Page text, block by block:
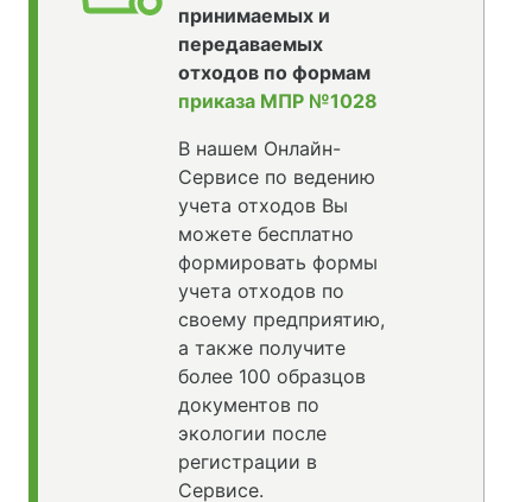
принимаемых и
передаваемых
отходов по формам
приказа МПР №1028
В нашем Онлайн-
Сервисе по ведению
учета отходов Вы
можете бесплатно
формировать формы
учета отходов по
своему предприятию,
а также получите
более 100 образцов
документов по
экологии после
регистрации в
Сервисе.